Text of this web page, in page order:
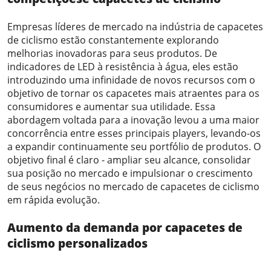
Empresas líderes de mercado na indústria de capacetes
de ciclismo estão constantemente explorando
melhorias inovadoras para seus produtos. De
indicadores de LED à resistência à água, eles estão
introduzindo uma infinidade de novos recursos com o
objetivo de tornar os capacetes mais atraentes para os
consumidores e aumentar sua utilidade. Essa
abordagem voltada para a inovação levou a uma maior
concorrência entre esses principais players, levando-os
a expandir continuamente seu portfólio de produtos. O
objetivo final é claro - ampliar seu alcance, consolidar
sua posição no mercado e impulsionar o crescimento
de seus negócios no mercado de capacetes de ciclismo
em rápida evolução.
Aumento da demanda por capacetes de
ciclismo personalizados